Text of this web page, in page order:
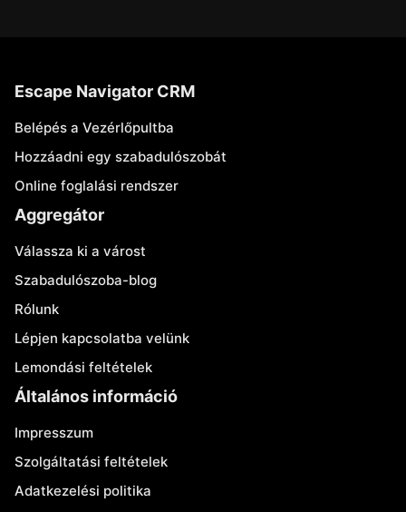
Escape Navigator CRM
Belépés a Vezérlőpultba
Hozzáadni egy szabadulószobát
Online foglalási rendszer
Aggregátor
Válassza ki a várost
Szabadulószoba-blog
Rólunk
Lépjen kapcsolatba velünk
Lemondási feltételek
Általános információ
Impresszum
Szolgáltatási feltételek
Adatkezelési politika